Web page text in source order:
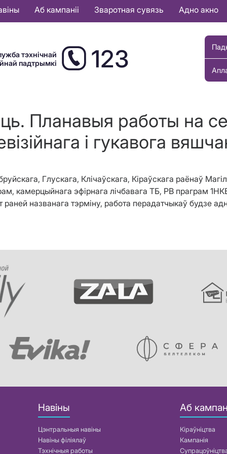
Аб кампаніі Зваротная сувязь Адно акно
тэхнічнай
падтрымкі
123
Планавыя работы на
і гукавога
Глускага, Клічаўскага, Кіраўскага раёнаў
камерцыйнага эфірнага лічбавага ТБ, РВ праграм
названага тэрміну, работа перадатчыкаў будзе
Навіны
Цэнтральныя навіны
Навіны філіялаў
Тэхнічныя работы
Аб
Кіраўніцтва
Кампанія